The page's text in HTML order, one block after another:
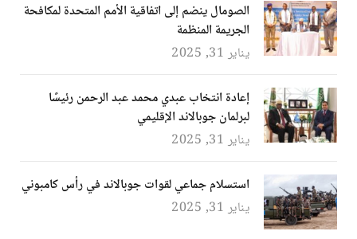
الصومال ينضم إلى اتفاقية الأمم المتحدة لمكافحة
الجريمة المنظمة
يناير 31, 2025
إعادة انتخاب عبدي محمد عبد الرحمن رئيسًا
لبرلمان جوبالاند الإقليمي
يناير 31, 2025
استسلام جماعي لقوات جوبالاند في رأس كامبوني
يناير 31, 2025